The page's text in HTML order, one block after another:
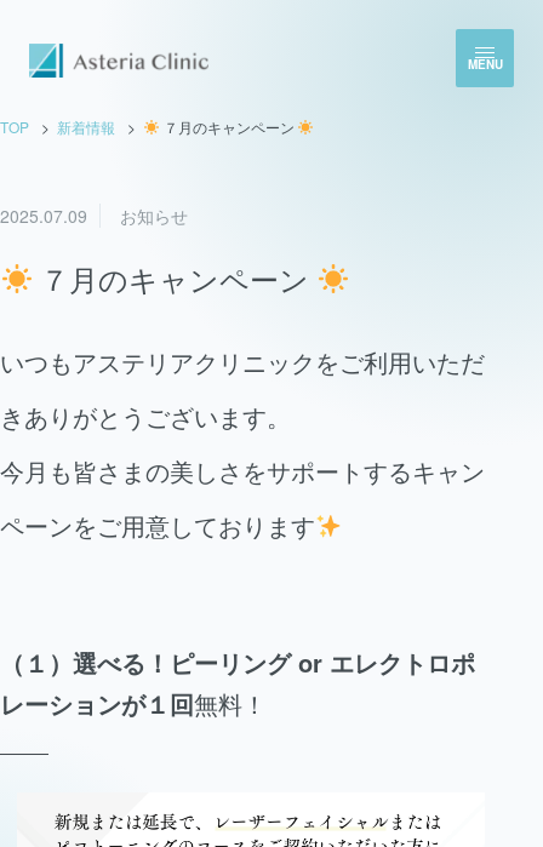
MENU
TOP 新着情報 ７月のキャンペーン
2025.07.09 お知らせ
７月のキャンペーン
いつもアステリアクリニックをご利用いただ
きありがとうございます。
今月も皆さまの美しさをサポートするキャン
ペーンをご用意しております
（１）選べる！ピーリング or エレクトロポ
レーションが１回無料！